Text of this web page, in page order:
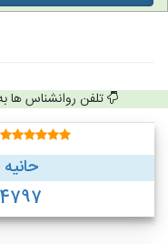
تلفن روانشناس ها